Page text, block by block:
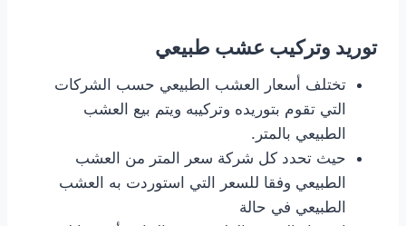
توريد وتركيب عشب طبيعي
تختلف أسعار العشب الطبيعي حسب الشركات
التي تقوم بتوريده وتركيبه ويتم بيع العشب
الطبيعي بالمتر.
حيث تحدد كل شركة سعر المتر من العشب
الطبيعي وفقا للسعر التي استوردت به العشب
الطبيعي في حالة